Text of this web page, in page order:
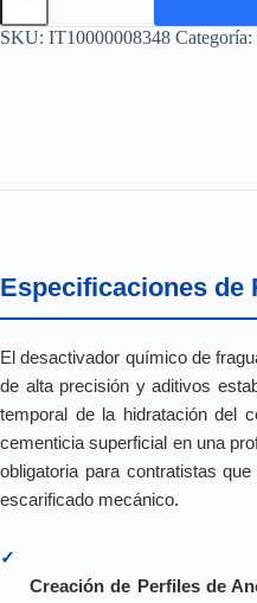
cantidad
SKU: IT10000008348 Categoría:
Especificaciones de
El desactivador químico de
de alta precisión y aditivos
temporal de la hidratación del
cementicia superficial en una
obligatoria para contratistas
escarificado mecánico.
✓
Creación de Perfiles de